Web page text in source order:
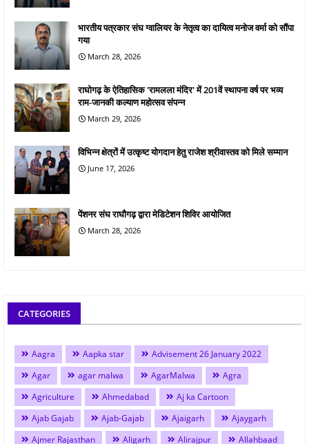
भारतीय पत्रकार संघ ग्वालियर के नेतृत्व का दायित्व मनोज वर्मा को सौंपा
गया
March 28, 2026
राघोगढ़ के ऐतिहासिक 'रामलला मंदिर' में 201वें स्थापना वर्ष पर भव्य
राम-जानकी कल्याण महोत्सव संपन्न
March 29, 2026
विभिन्न क्षेत्रों में उत्कृष्ट योगदान हेतु राजेश श्रीवास्तव को मिले सम्मान
June 17, 2026
पेंशनर संघ राघौगढ़ द्वारा मेडिटेशन शिविर आयोजित
March 28, 2026
CATEGORIES
Aagra Aapka star
Advisement 26 January 2022
Agar
agar malwa AgarMalwa
Agra
Agriculture
Ahmedabad
Aj ka Cartoon
Ajab Gajab
Ajab-Gajab Ajaigarh
Ajaygarh
Ajmer Rajasthan
Aligarh Alirajpur Allahbaad